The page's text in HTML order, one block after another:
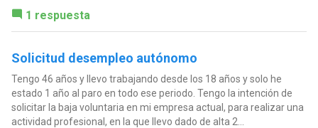
1 respuesta
Solicitud desempleo autónomo
Tengo 46 años y llevo trabajando desde los 18 años y solo he
estado 1 año al paro en todo ese periodo. Tengo la intención de
solicitar la baja voluntaria en mi empresa actual, para realizar una
actividad profesional, en la que llevo dado de alta 2...